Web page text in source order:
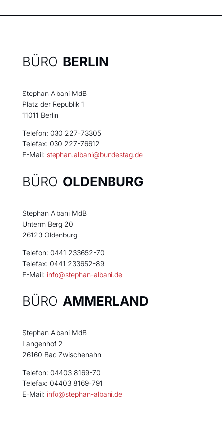
BÜRO BERLIN
Stephan Albani MdB
Platz der Republik 1
11011 Berlin
Telefon: 030 227-73305
Telefax: 030 227-76612
E-Mail: stephan.albani@bundestag.de
BÜRO OLDENBURG
Stephan Albani MdB
Unterm Berg 20
26123 Oldenburg
Telefon: 0441 233652-70
Telefax: 0441 233652-89
E-Mail: info@stephan-albani.de
BÜRO AMMERLAND
Stephan Albani MdB
Langenhof 2
26160 Bad Zwischenahn
Telefon: 04403 8169-70
Telefax: 04403 8169-791
E-Mail: info@stephan-albani.de